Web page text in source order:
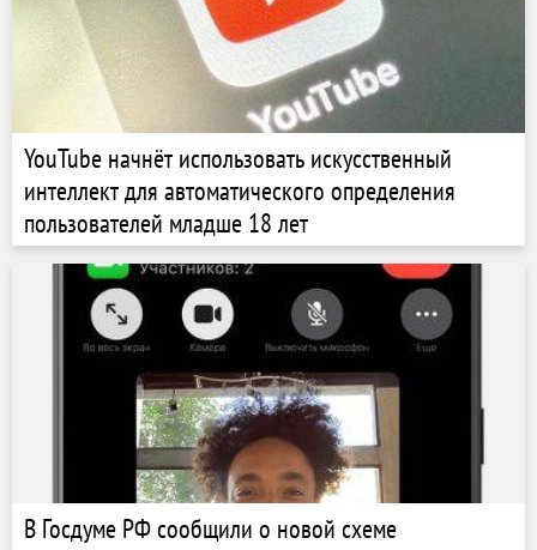
YouTube начнёт использовать искусственный
интеллект для автоматического определения
пользователей младше 18 лет
В Госдуме РФ сообщили о новой схеме